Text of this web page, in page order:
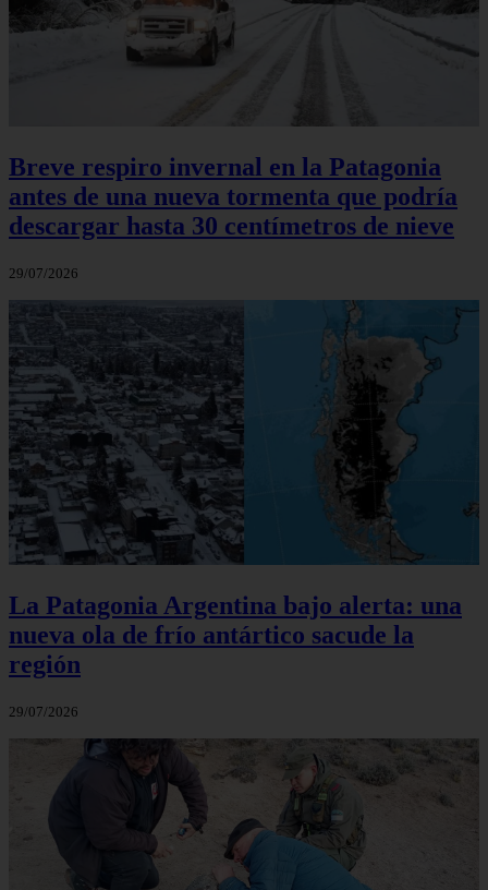
Breve respiro invernal en la Patagonia
antes de una nueva tormenta que podría
descargar hasta 30 centímetros de nieve
29/07/2026
La Patagonia Argentina bajo alerta: una
nueva ola de frío antártico sacude la
región
29/07/2026